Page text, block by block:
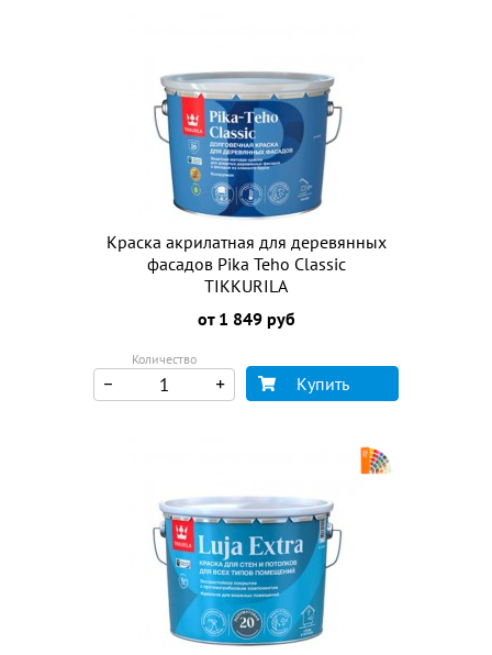
Краска акрилатная для деревянных
фасадов Pika Teho Classic
TIKKURILA
от 1 849 руб
Количество
Купить